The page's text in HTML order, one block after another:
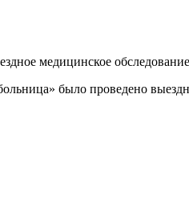
медицинское
было проведено